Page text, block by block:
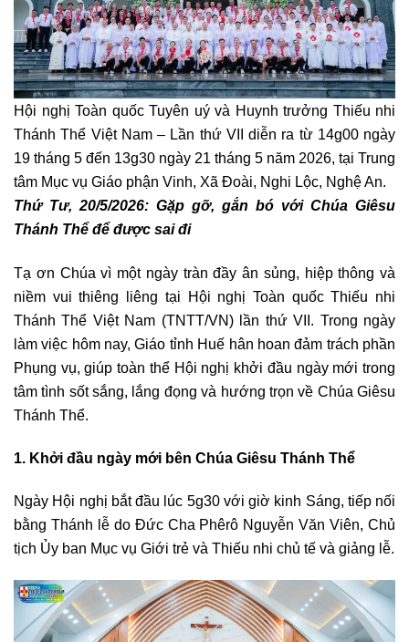
Hội nghị Toàn quốc Tuyên uý và Huynh trưởng Thiếu nhi
Thánh Thể Việt Nam – Lần thứ VII diễn ra từ 14g00 ngày
19 tháng 5 đến 13g30 ngày 21 tháng 5 năm 2026, tại Trung
tâm Mục vụ Giáo phận Vinh, Xã Đoài, Nghi Lộc, Nghệ An.
Thứ Tư, 20/5/2026: Gặp gỡ, gắn bó với Chúa Giêsu
Thánh Thể để được sai đi
Tạ ơn Chúa vì một ngày tràn đầy ân sủng, hiệp thông và
niềm vui thiêng liêng tại Hội nghị Toàn quốc Thiếu nhi
Thánh Thể Việt Nam (TNTT/VN) lần thứ VII. Trong ngày
làm việc hôm nay, Giáo tỉnh Huế hân hoan đảm trách phần
Phụng vụ, giúp toàn thể Hội nghị khởi đầu ngày mới trong
tâm tình sốt sắng, lắng đọng và hướng trọn về Chúa Giêsu
Thánh Thể.
1. Khởi đầu ngày mới bên Chúa Giêsu Thánh Thể
Ngày Hội nghị bắt đầu lúc 5g30 với giờ kinh Sáng, tiếp nối
bằng Thánh lễ do Đức Cha Phêrô Nguyễn Văn Viên, Chủ
tịch Ủy ban Mục vụ Giới trẻ và Thiếu nhi chủ tế và giảng lễ.